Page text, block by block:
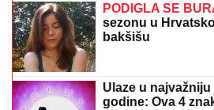
PODIGLA SE
sezonu u
bakšišu
Ulaze u
godine: Ova 4